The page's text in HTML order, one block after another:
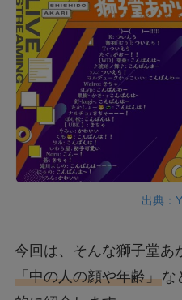
出典：
今回は、そんな獅子堂あ
「中の人の顔や年齢」な